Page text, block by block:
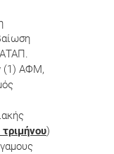
(1) ΑΦΜ,
τριμήνου)